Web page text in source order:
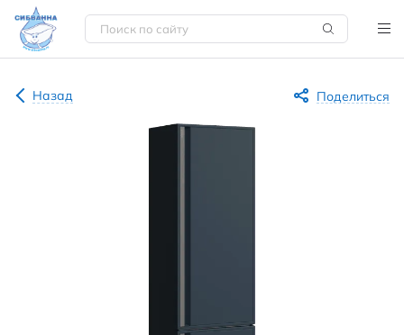
Назад Поделиться